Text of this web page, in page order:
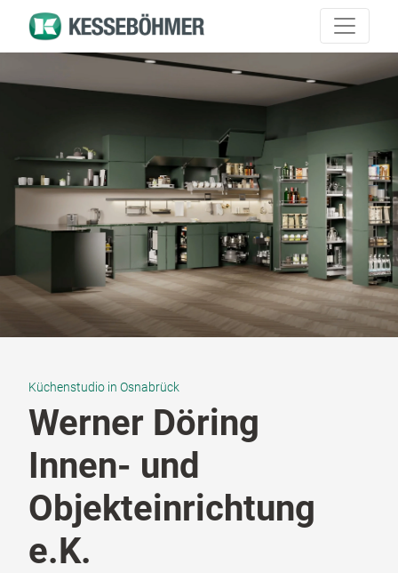
Küchenstudio in Osnabrück
Werner Döring
Innen- und
Objekteinrichtung
e.K.